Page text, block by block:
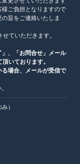
ご負担となりますので
旨をご連絡いたしま
ていただきます。
、「お問合せ」メール
いております。
場合、メールが受信で
）